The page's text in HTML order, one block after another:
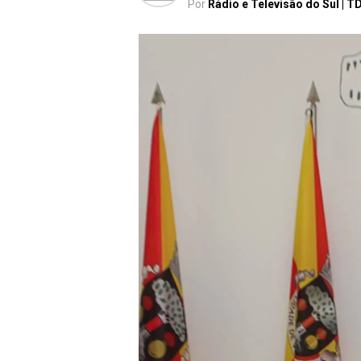
Por Rádio e Televisão do Sul |